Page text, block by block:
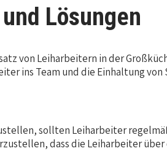
Lösungen
von Leiharbeitern in der
ins Team und die Einhaltung von
sollten Leiharbeiter
dass die Leiharbeiter